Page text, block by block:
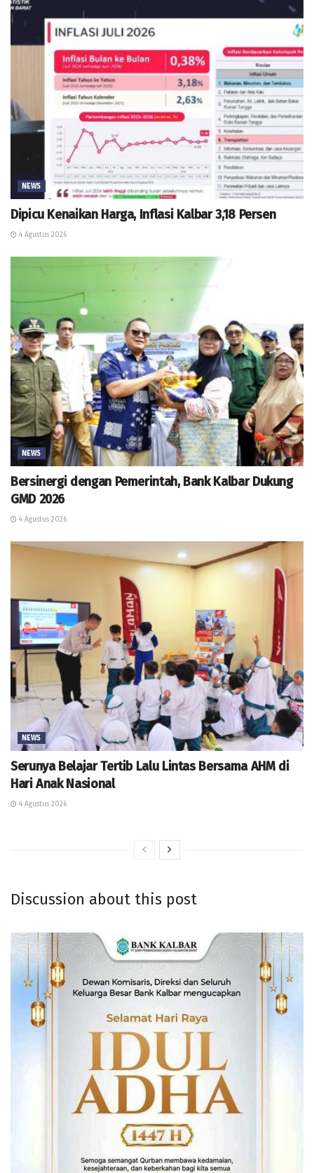
NEWS
Dipicu Kenaikan Harga, Inflasi Kalbar 3,18 Persen
4 Agustus 2026
NEWS
Bersinergi dengan Pemerintah, Bank Kalbar Dukung
GMD 2026
4 Agustus 2026
NEWS
Serunya Belajar Tertib Lalu Lintas Bersama AHM di
Hari Anak Nasional
4 Agustus 2026
Discussion about this post